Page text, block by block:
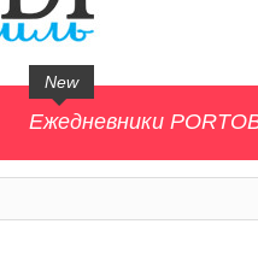
Ежедневники
New